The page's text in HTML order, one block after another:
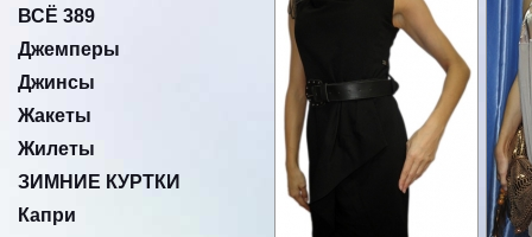
ВСЁ 389
Джемперы
Джинсы
Жакеты
Жилеты
ЗИМНИЕ КУРТКИ
Капри